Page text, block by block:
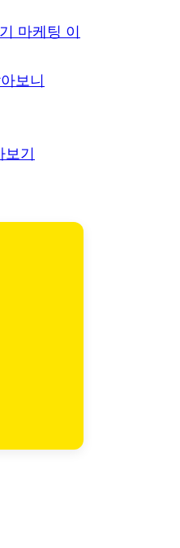
마케팅 이
보니
기